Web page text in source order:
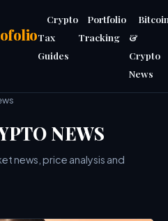
Crypto
Tax
Guides
Portfolio
Tracking
&
Crypto
News
NEWS
news, price analysis and